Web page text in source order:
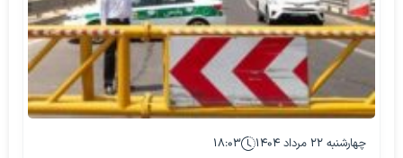
چهارشنبه ۲۲ مرداد ۱۴۰۴ ۱۸:۰۳